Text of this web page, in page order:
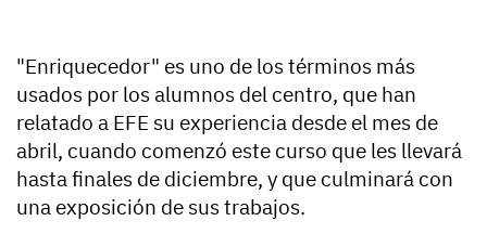
"Enriquecedor" es uno de los términos más
usados por los alumnos del centro, que han
relatado a EFE su experiencia desde el mes de
abril, cuando comenzó este curso que les llevará
hasta finales de diciembre, y que culminará con
una exposición de sus trabajos.